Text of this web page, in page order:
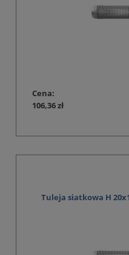
Cena:
106,36 zł
Tuleja siatkowa H